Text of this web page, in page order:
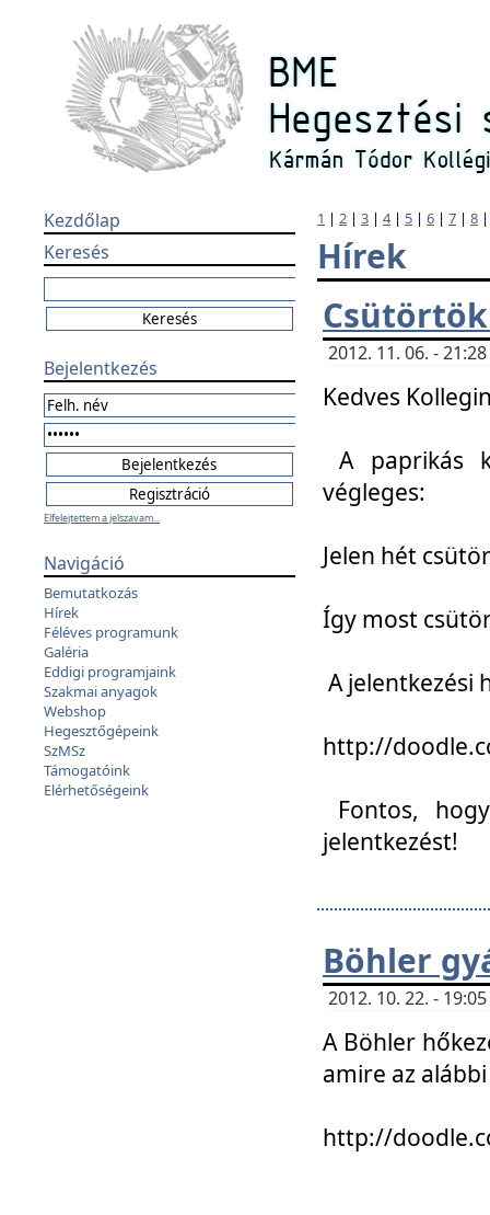
Kezdőlap
Keresés
Bejelentkezés
Elfelejtettem a jelszavam...
Navigáció
Bemutatkozás
Hírek
Féléves programunk
Galéria
Eddigi programjaink
Szakmai anyagok
Webshop
Hegesztőgépeink
SzMSz
Támogatóink
Elérhetőségeink
1 | 2 | 3 | 4| 5 | 6 | 7 | 8
Hírek
2012. 11. 06. -
Kedves
A paprikás
végleges:
Jelen hét
Így most
A jelentkezési
http://
Fontos,
jelentkezést!
Böhler
2012. 10. 22. -
A Böhler
amire az
http://